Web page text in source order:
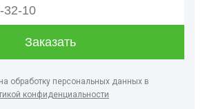
обработку персональных данных в
конфиденциальности